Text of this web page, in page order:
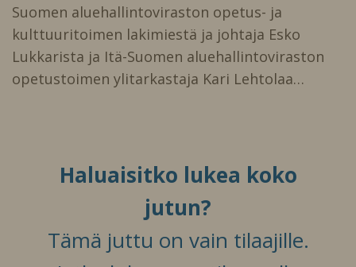
Suomen aluehallintoviraston opetus- ja
kulttuuritoimen lakimiestä ja johtaja Esko
Lukkarista ja Itä-Suomen aluehallintoviraston
opetustoimen ylitarkastaja Kari Lehtolaa…
Haluaisitko lukea koko
jutun?
Tämä juttu on vain tilaajille.